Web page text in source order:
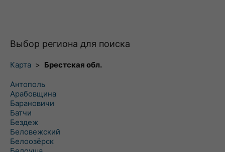
Выбор региона для поиска
Карта > Брестская обл.
Антополь
Арабовщина
Барановичи
Батчи
Бездеж
Беловежский
Белоозёрск